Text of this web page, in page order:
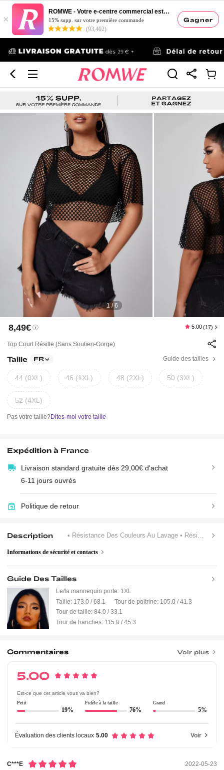
Gagner
×
ROMWE - Votre e-centre commercial esthétique
15% supp. sur votre première commande
(93,402)
1 / 6
8,49€ 5.00 (17)
Top Court Résille (sans Soutien-Gorge)
Taille FR Guide des tailles
44 (0XL) 46 (1XL) 48 (2XL) 50 (3XL)
52 (4XL)
Pas votre taille?Dites-moi votre taille
Expédition à France
Livraison standard gratuite dès 29,00€ d'achat
6-11 jours ouvrés
Politique de retour
Description • Résistance Des Couleurs Au Lavage • Résistance Des Couleurs Au Frottement
Informations de sécurité et contacts
Guide Des Tailles
Le/la mannequin porte: 1XL
Taille: 173.0 / 68.1 Tour de poitrine: 105.0 / 41.3
Tour de taille: 84.0 / 33.1
Tour de hanches: 115.0 / 45.3
Commentaires Voir plus
5.00
Est-ce que cet article vous va bien?
Petit
19%
Fidèle à la taille
76%
Grand
5%
Évaluation des clients locaux 5.00 Voir
C***e
2022-05-23